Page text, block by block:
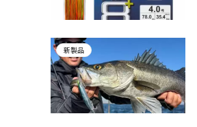
新製品